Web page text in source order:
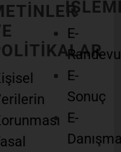
E-
Randevu
E-
Sonuç
E-